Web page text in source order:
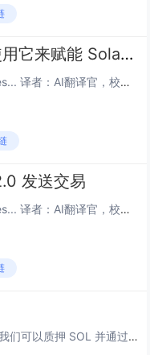
什么是 Bankrun 以及如何使用它来赋能 Solana 开发
原文链接：www.quicknode.com/guides... 译者：AI翻译官，校对：翻译小组 本文链接：learnblockchain.cn/article… 概述 Bankrun 是一个快速、...
发送交易
原文链接：www.quicknode.com/guides... 译者：AI翻译官，校对：翻译小组 本文链接：learnblockchain.cn/article… 概述 Solana 最近宣布 了...
<!--StartFragment--> 获取当前验证器 我们可以质押 SOL 并通过帮助保护网络来获得奖励。要进行质押，我们将 SOL 委托给验证器，而验证器则处理交易。 <!--EndFragment-->...